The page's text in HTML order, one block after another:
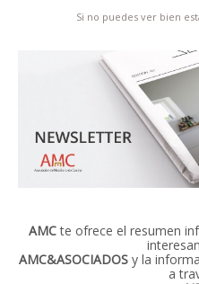
Si no puedes ver bien
AMCte ofrece el resumen
AMC&ASOCIADOSy la
a